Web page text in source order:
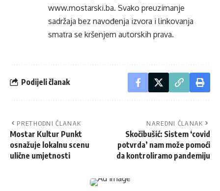
www.mostarski.ba. Svako preuzimanje
sadržaja bez navođenja izvora i linkovanja
smatra se kršenjem autorskih prava.
Podijeli članak
PRETHODNI ČLANAK
Mostar Kultur Punkt
osnažuje lokalnu scenu
ulične umjetnosti
NAREDNI ČLANAK
Skočibušić: Sistem ‘covid
potvrda’ nam može pomoći
da kontroliramo pandemiju